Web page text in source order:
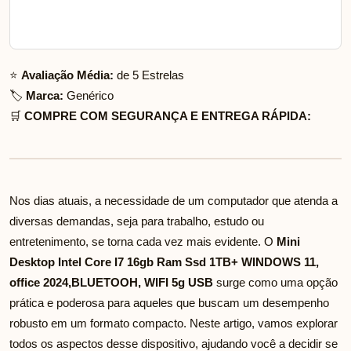
⭐ Avaliação Média: de 5 Estrelas
🏷️ Marca: Genérico
🛒 COMPRE COM SEGURANÇA E ENTREGA RÁPIDA:
Nos dias atuais, a necessidade de um computador que atenda a
diversas demandas, seja para trabalho, estudo ou
entretenimento, se torna cada vez mais evidente. O Mini
Desktop Intel Core I7 16gb Ram Ssd 1TB+ WINDOWS 11,
office 2024,BLUETOOH, WIFI 5g USB surge como uma opção
prática e poderosa para aqueles que buscam um desempenho
robusto em um formato compacto. Neste artigo, vamos explorar
todos os aspectos desse dispositivo, ajudando você a decidir se